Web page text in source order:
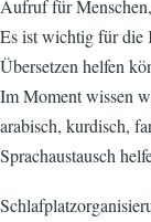
Aufruf für
Es ist wichtig für die
Übersetzen helfen
Im Moment wissen
arabisch, kurdisch,
Sprachaustausch